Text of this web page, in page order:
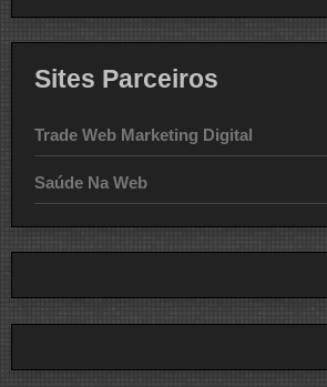
Sites Parceiros
Trade Web Marketing Digital
Saúde Na Web